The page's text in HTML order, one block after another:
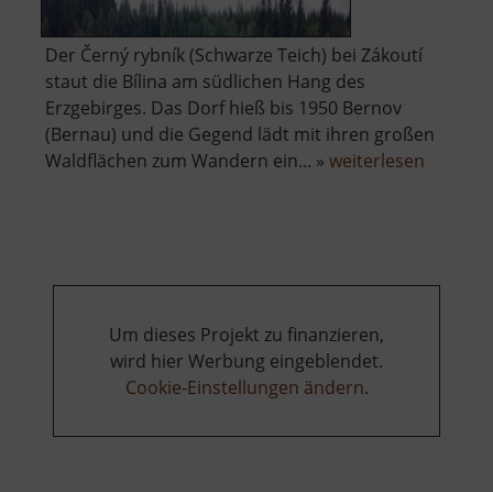
Der Černý rybník (Schwarze Teich) bei Zákoutí
staut die Bílina am südlichen Hang des
Erzgebirges. Das Dorf hieß bis 1950 Bernov
(Bernau) und die Gegend lädt mit ihren großen
Waldflächen zum Wandern ein... » weiterlesen
Um dieses Projekt zu finanzieren,
wird hier Werbung eingeblendet.
Cookie-Einstellungen ändern.